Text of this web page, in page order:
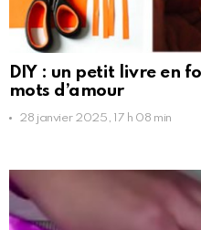
DIY : un petit livre en
mots d’amour
28 janvier 2025, 17 h 08 min